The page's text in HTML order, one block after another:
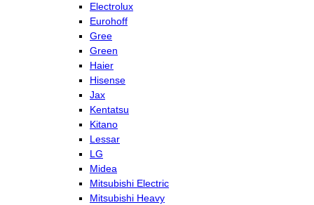
Electrolux
Eurohoff
Gree
Green
Haier
Hisense
Jax
Kentatsu
Kitano
Lessar
LG
Midea
Mitsubishi Electric
Mitsubishi Heavy